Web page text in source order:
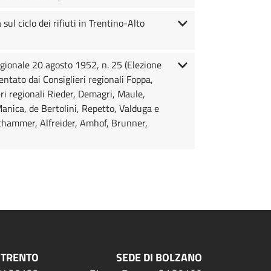
sul ciclo dei rifiuti in Trentino-Alto
20 agosto 1952, n. 25 (Elezione
dai Consiglieri regionali Foppa,
regionali Rieder, Demagri, Maule,
de Bertolini, Repetto, Valduga e
Alfreider, Amhof, Brunner,
SEDE DI BOLZANO